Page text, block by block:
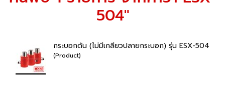
504"
กระบอกดัน (ไม่มีเกลียวปลายกระบอก) รุ่น ESX-504
(Product)